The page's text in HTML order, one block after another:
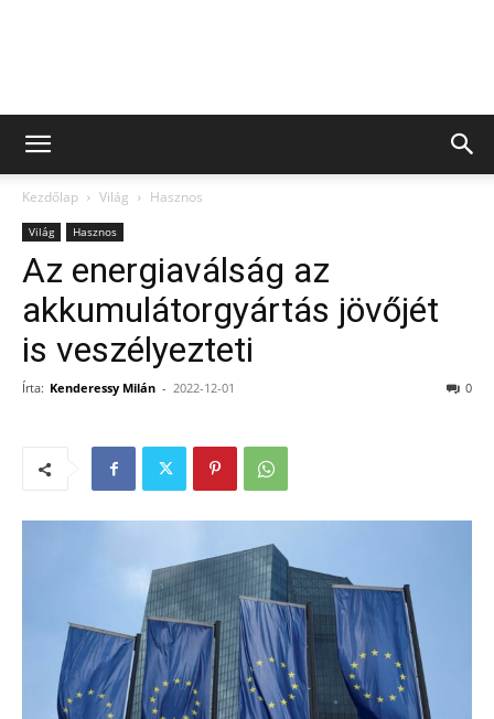
Kezdőlap Világ Hasznos
Világ Hasznos
Az energiaválság az
akkumulátorgyártás jövőjét
is veszélyezteti
Írta: Kenderessy Milán - 2022-12-01 0